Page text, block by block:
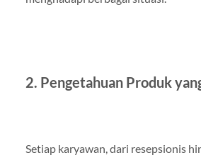
2. Pengetahuan Produk
Setiap karyawan, dari resepsionis